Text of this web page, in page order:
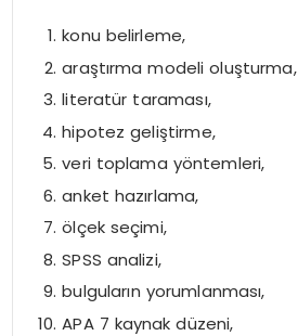
konu belirleme,
araştırma modeli oluşturma,
literatür taraması,
hipotez geliştirme,
veri toplama yöntemleri,
anket hazırlama,
ölçek seçimi,
SPSS analizi,
bulguların yorumlanması,
APA 7 kaynak düzeni,